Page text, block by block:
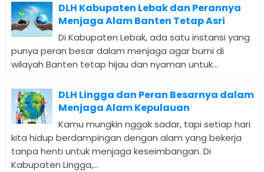
DLH Kabupaten Lebak dan Perannya
Menjaga Alam Banten Tetap Asri
Di Kabupaten Lebak, ada satu instansi yang
punya peran besar dalam menjaga agar bumi di
wilayah Banten tetap hijau dan nyaman untuk...
DLH Lingga dan Peran Besarnya dalam
Menjaga Alam Kepulauan
Kamu mungkin nggak sadar, tapi setiap hari
kita hidup berdampingan dengan alam yang bekerja
tanpa henti untuk menjaga keseimbangan. Di
Kabupaten Lingga,...